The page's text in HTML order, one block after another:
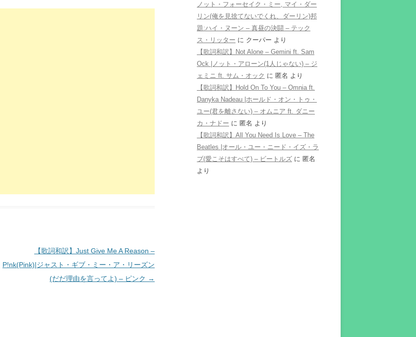
【歌詞和訳】Just Give Me A Reason –
P!nk(Pink)|ジャスト・ギブ・ミー・ア・リーズン
(だだ理由を言ってよ) – ピンク →
ノット・フォーセイク・ミー, マイ・ダー
リン(俺を見捨てないでくれ、ダーリン)邦
題:ハイ・ヌーン – 真昼の決闘 – テック
ス・リッター に クーパー より
【歌詞和訳】Not Alone – Gemini ft. Sam
Ock |ノット・アローン(1人じゃない) – ジ
ェミニ ft. サム・オック に 匿名 より
【歌詞和訳】Hold On To You – Omnia ft.
Danyka Nadeau |ホールド・オン・トゥ・
ユー(君を離さない) – オムニア ft. ダニー
カ・ナドー に 匿名 より
【歌詞和訳】All You Need Is Love – The
Beatles |オール・ユー・ニード・イズ・ラ
ブ(愛こそはすべて) – ビートルズ に 匿名
より